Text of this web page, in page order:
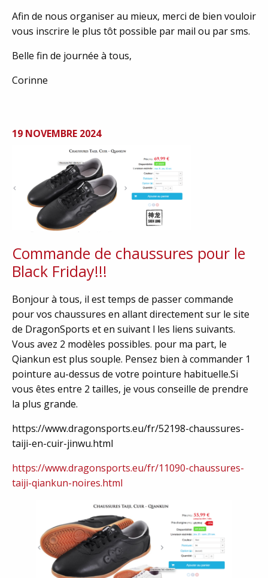
Afin de nous organiser au mieux, merci de bien vouloir
vous inscrire le plus tôt possible par mail ou par sms.
Belle fin de journée à tous,
Corinne
19 NOVEMBRE 2024
Commande de chaussures pour le
Black Friday!!!
Bonjour à tous, il est temps de passer commande
pour vos chaussures en allant directement sur le site
de DragonSports et en suivant l les liens suivants.
Vous avez 2 modèles possibles. pour ma part, le
Qiankun est plus souple. Pensez bien à commander 1
pointure au-dessus de votre pointure habituelle.Si
vous êtes entre 2 tailles, je vous conseille de prendre
la plus grande.
https://www.dragonsports.eu/fr/52198-chaussures-
taiji-en-cuir-jinwu.html
https://www.dragonsports.eu/fr/11090-chaussures-
taiji-qiankun-noires.html